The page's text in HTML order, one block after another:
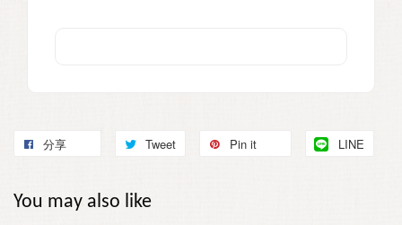
分享 Tweet Pin it LINE
You may also like